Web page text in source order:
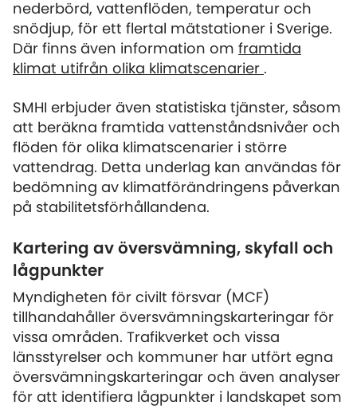
nederbörd, vattenflöden, temperatur och
snödjup, för ett flertal mätstationer i Sverige.
Där finns även information om framtida
klimat utifrån olika klimatscenarier .
SMHI erbjuder även statistiska tjänster, såsom
att beräkna framtida vattenståndsnivåer och
flöden för olika klimatscenarier i större
vattendrag. Detta underlag kan användas för
bedömning av klimatförändringens påverkan
på stabilitetsförhållandena.
Kartering av översvämning, skyfall och
lågpunkter
Myndigheten för civilt försvar (MCF)
tillhandahåller översvämningskarteringar för
vissa områden. Trafikverket och vissa
länsstyrelser och kommuner har utfört egna
översvämningskarteringar och även analyser
för att identifiera lågpunkter i landskapet som